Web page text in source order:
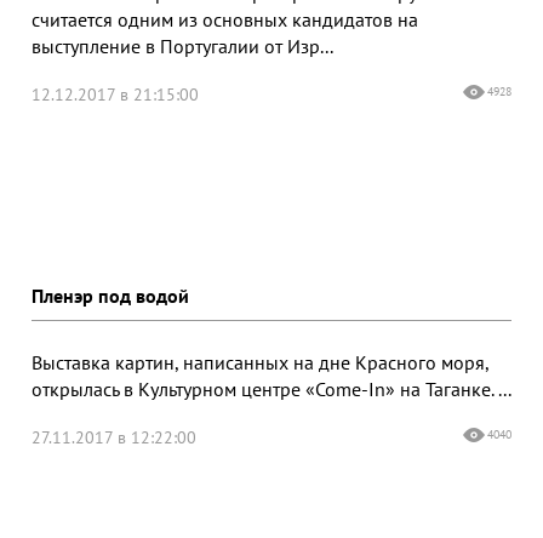
считается одним из основных кандидатов на
выступление в Португалии от Изр...
12.12.2017 в 21:15:00 4928
Пленэр под водой
Выставка картин, написанных на дне Красного моря,
открылась в Культурном центре «Come-In» на Таганке. ...
27.11.2017 в 12:22:00 4040